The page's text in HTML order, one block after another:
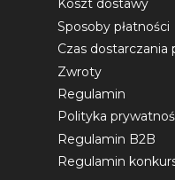
Koszt dostawy
Sposoby płatności
Czas dostarczania
Zwroty
Regulamin
Polityka
Regulamin B2B
Regulamin